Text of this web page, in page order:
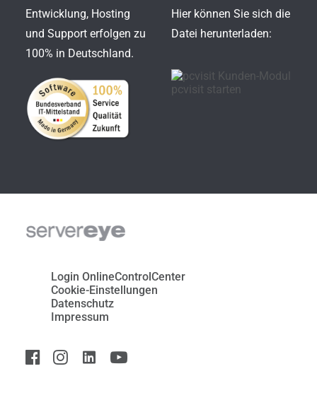
Entwicklung, Hosting
und Support erfolgen zu
100% in Deutschland.
Hier können Sie sich die
Datei herunterladen:
Login OnlineControlCenter
Cookie-Einstellungen
Datenschutz
Impressum